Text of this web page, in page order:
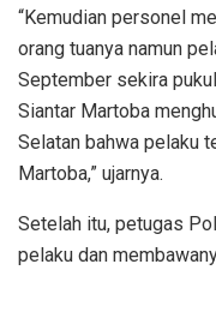
“Kemudian personel
orang tuanya namun
September sekira
Siantar Martoba
Selatan bahwa pelaku
Martoba,” ujarnya.
Setelah itu, petugas
pelaku dan